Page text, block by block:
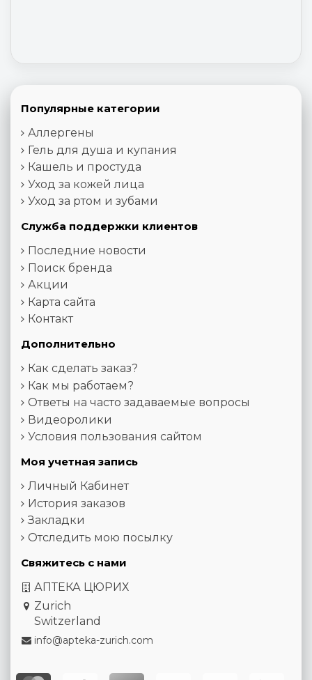
Популярные категории
Аллергены
Гель для душа и купания
Кашель и простуда
Уход за кожей лица
Уход за ртом и зубами
Служба поддержки клиентов
Последние новости
Поиск бренда
Акции
Карта сайта
Контакт
Дополнительно
Как сделать заказ?
Как мы работаем?
Ответы на часто задаваемые вопросы
Видеоролики
Условия пользования сайтом
Моя учетная запись
Личный Кабинет
История заказов
Закладки
Отследить мою посылку
Свяжитесь с нами
АПТЕКА ЦЮРИХ
Zurich
Switzerland
info@apteka-zurich.com